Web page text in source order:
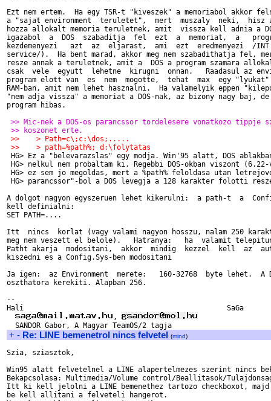
Ezt nem ertem.  Ha egy TSR-t "kiveszek" a memoriabol akkor
a "sajat environment  teruletet",  mert  muszaly  neki,  hisz
hozza allokalt memoria teruletnek, amit  vissza kell adnia a
igazabol  a  DOS  szabaditja  fel  ezt  a  memoriat,  a
kezdemenyezi   azt  az  eljarast,  ami  ezt  eredmenyezi  /INT
service/).  Ha bent marad, akkor meg nem szabadithatja fel,
resze annak a teruletnek, amit a  DOS a program szamara
csak  vele  egyutt  lehetne  kirugni  onnan.   Raadasul az
program elott van  es  nem  mogotte,  tehat  max  egy "lyukat"
RAM-ban, amit nem lehet hasznalni.  Ha valamelyik eppen
"nem adja vissza" a memoriat a DOS-nak, az bizony nagy baj,
program hibas.
>> Mic-nek a DOS-os parancssor tordelesere vonatkozo tippje
>> koszonet erte.
>>    > Path=c\;c:\dos;.....
>>    > path=%path%; d:\folytatas
HG> Ez a "belevarazslas" egy modja. Win'95 alatt, DOS
HG> nelkul nem probaltam ki. Regebbi DOS-okban viszont
HG> ez sem jo megoldas, mert a %path% feloldasa utan
HG> parancssor"-bol a DOS levegja a 128 karakter folotti
A dolgot nagyon egyszeruen lehet kikerulni:  a path-t  a
kell definialni:
SET PATH=....
Itt  nincs  korlat (vagy valami nagyon hosszu, nalam 250
meg nem veszett el belole).   Hatranya:   ha  valamit
Patht akarja  modositani,  akkor  mindig  kezzel  kell  az
kiszedni es a Config.Sys-ben modositani
Ja igen:  az Environment  merete:   160-32768  byte lehet.  A
oszthatora kerekiti. Alapban 256.
--
Hali                                                SaGa
,
+ - Re: LINE bemenetrol nincs felvetel (mind)
Szia, sziasztok,
Win95 alatt felvetelnel a LINE alapertelmezes szerint nincs
Bekapcsolasa: Multimedia/Volume control/Beallitasok/
Itt ki kell jelolni a LINE bemenethez tartozo checkboxot, majd
be kell allitani a felveteli hangerot.